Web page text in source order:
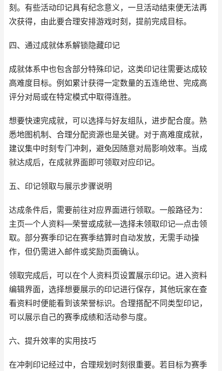
刻。有些活动印记具有纪念意义，一旦活动结束便无法再
次获得，由此要合理安排游戏时刻，提前完成目标。
四、通过成就体系解锁隐藏印记
成就体系中也包含部分特殊印记，这类印记往需要达成较
高难度目标。例如累计获得一定数量的五连绝世、完成高
评分对局或在特定模式中取得连胜。
想要快速完成就，可以选择与好友组队，进步配合度。熟
悉地图机制、合理分配资源也是关键。对于高难度成就，
建议集中时刻专门冲刺，避免因随意对局影响效率。当成
就达成后，在成就界面即可领取对应印记。
五、印记领取与展示步骤说明
达成条件后，需要前往对应界面进行领取。一般路径为：
主页—个人资料—荣誉或成就—选择未领取印记—点击领
取。部分赛季印记在赛季结算时自动发放，无需手动操
作，但仍需进入邮件或奖励页面确认。
领取完成后，可以在个人资料页设置展示印记。进入资料
编辑界面，选择想要展示的印记进行保存，其他玩家在查
看资料时便能看到该荣誉标识。合理搭配不同类型印记，
可以展示自己的赛季成绩和活动参与度。
六、提升效率的实用技巧
在冲刺印记经过中，合理规划时刻很重要。若目标为赛季